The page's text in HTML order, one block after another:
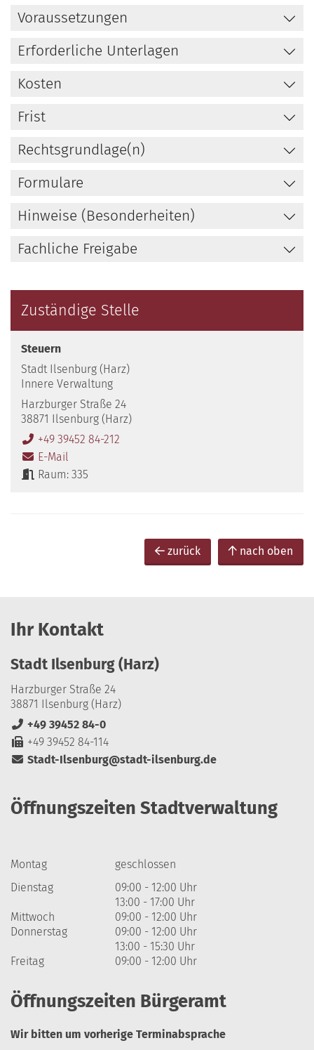
Voraussetzungen
Erforderliche Unterlagen
Kosten
Frist
Rechtsgrundlage(n)
Formulare
Hinweise (Besonderheiten)
Fachliche Freigabe
Zuständige Stelle
Steuern
Stadt Ilsenburg (Harz)
Innere Verwaltung
Harzburger Straße 24
38871 Ilsenburg (Harz)
+49 39452 84-212
E-Mail
Raum: 335
zurück nach oben
Ihr Kontakt
Stadt Ilsenburg (Harz)
Harzburger Straße 24
38871 Ilsenburg (Harz)
+49 39452 84-0
+49 39452 84-114
Stadt-Ilsenburg@stadt-ilsenburg.de
Öffnungszeiten Stadtverwaltung
Montag
geschlossen
Dienstag
09:00 - 12:00 Uhr
13:00 - 17:00 Uhr
Mittwoch
09:00 - 12:00 Uhr
Donnerstag
09:00 - 12:00 Uhr
13:00 - 15:30 Uhr
Freitag
09:00 - 12:00 Uhr
Öffnungszeiten Bürgeramt
Wir bitten um vorherige Terminabsprache